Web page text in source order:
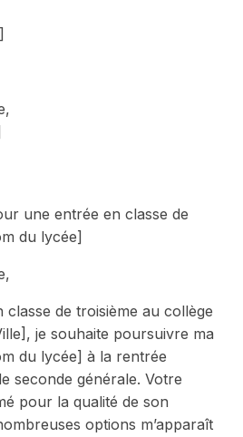
une entrée en classe de
du lycée]
de troisième au collège
je souhaite poursuivre ma
du lycée] à la rentrée
seconde générale. Votre
pour la qualité de son
options m’apparaît